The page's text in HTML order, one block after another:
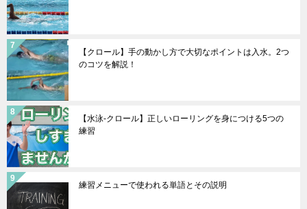
【クロール】手の動かし方で大切なポイントは入水。2つ
のコツを解説！
【水泳-クロール】正しいローリングを身につける5つの
練習
練習メニューで使われる単語とその説明